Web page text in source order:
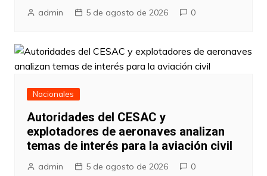
admin 5 de agosto de 2026 0
Nacionales
Autoridades del CESAC y
explotadores de aeronaves analizan
temas de interés para la aviación civil
admin 5 de agosto de 2026 0